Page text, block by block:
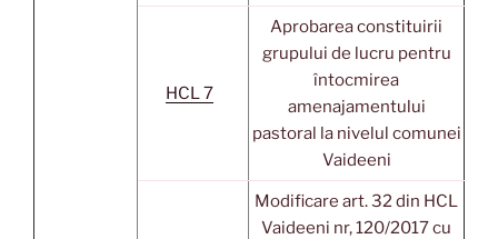
HCL 7
Aprobarea constituirii
grupului de lucru pentru
întocmirea
amenajamentului
pastoral la nivelul comunei
Vaideeni
Modificare art. 32 din HCL
Vaideeni nr, 120/2017 cu